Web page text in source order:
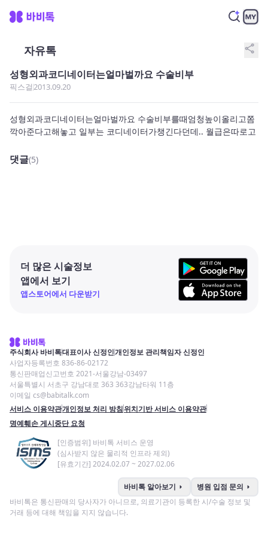
자유톡 share
성형외과코디네이터는얼마벌까요 수술비부
픽스걸2013.09.20
성형외과코디네이터는얼마벌까요 수술비부를때엄청높이올리고쫌
깍아준다고해놓고 일부는 코디네이터가챙긴다던데.. 월급은따로고
댓글(5)
더 많은 시술정보
앱에서 보기
앱스토어에서 다운받기
주식회사 바비톡대표이사 신정인개인정보 관리책임자 신정인
사업자등록번호 836-86-02172
통신판매업신고번호 2021-서울강남-03497
서울특별시 서초구 강남대로 363 363강남타워 11층
이메일 cs@babitalk.com
서비스 이용약관개인정보 처리 방침위치기반 서비스 이용약관
명예훼손 게시중단 요청
[인증범위] 바비톡 서비스 운영
(심사받지 않은 물리적 인프라 제외)
[유효기간] 2024.02.07 ~ 2027.02.06
바비톡 알아보기 arrow_right 병원 입점 문의 arrow_right
바비톡은 통신판매의 당사자가 아니므로, 의료기관이 등록한 시/수술 정보 및
거래 등에 대해 책임을 지지 않습니다.